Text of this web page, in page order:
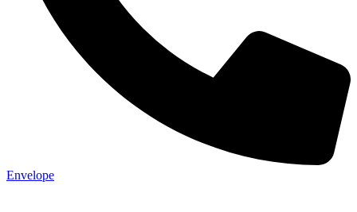
Envelope